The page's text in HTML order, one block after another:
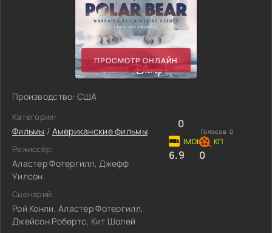
ПРОСМОТР ОНЛАЙН
Производство: США
Категории:
Фильмы / Американские фильмы
Режиссёр:
Аластер Фотергилл, Джефф
Уилсон
Сценарий:
Рой Конли, Аластер Фотергилл,
Джейсон Робертс, Кит Шолей
0
Голосов: 0
6.9 0